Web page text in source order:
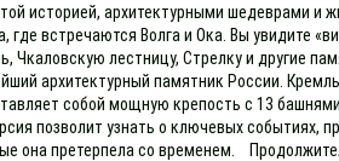
историей, архитектурными шедеврами
где встречаются Волга и Ока. Вы увидите
Чкаловскую лестницу, Стрелку и другие
архитектурный памятник России.
собой мощную крепость с 13
позволит узнать о ключевых событиях,
она претерпела со временем.